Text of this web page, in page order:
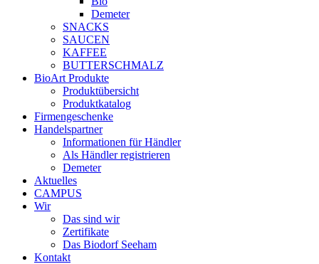
Demeter
SNACKS
SAUCEN
KAFFEE
BUTTERSCHMALZ
BioArt Produkte
Produktübersicht
Produktkatalog
Firmengeschenke
Handelspartner
Informationen für Händler
Als Händler registrieren
Demeter
Aktuelles
CAMPUS
Wir
Das sind wir
Zertifikate
Das Biodorf Seeham
Kontakt